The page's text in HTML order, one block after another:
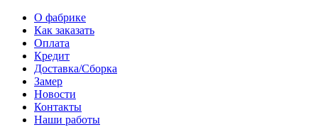
О фабрике
Как заказать
Оплата
Кредит
Доставка/Сборка
Замер
Новости
Контакты
Наши работы